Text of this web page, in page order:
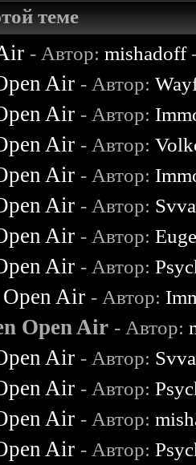
теме
- Автор:mishadoff
Air - Автор:
Air - Автор:
Air - Автор:
Air - Автор:
Air - Автор:
Air - Автор:
Air - Автор:
Air - Автор:
Open Air - Автор:
Air - Автор:
Air - Автор:
Air - Автор:
Air - Автор: